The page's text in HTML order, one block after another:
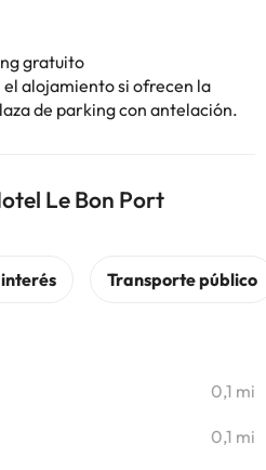
gratuito
alojamiento si ofrecen la
de parking con antelación.
Le Bon Port
0,1 mi
0,1 mi